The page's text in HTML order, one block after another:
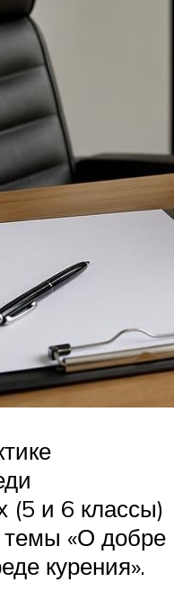
(5 и 6 классы)
темы «О добре
курения».